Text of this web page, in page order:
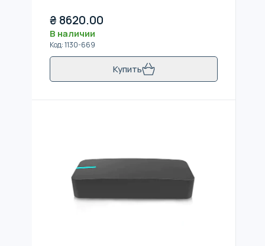
₴ 8620.00
В наличии
Код:1130-669
Купить